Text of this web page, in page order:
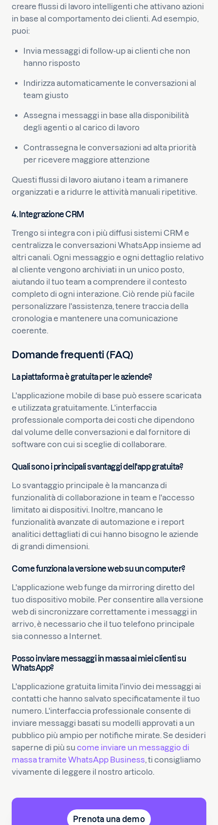
creare flussi di lavoro intelligenti che attivano azioni
in base al comportamento dei clienti. Ad esempio,
puoi:
Invia messaggi di follow-up ai clienti che non
hanno risposto
Indirizza automaticamente le conversazioni al
team giusto
Assegna i messaggi in base alla disponibilità
degli agenti o al carico di lavoro
Contrassegna le conversazioni ad alta priorità
per ricevere maggiore attenzione
Questi flussi di lavoro aiutano i team a rimanere
organizzati e a ridurre le attività manuali ripetitive.
4. Integrazione CRM
Trengo si integra con i più diffusi sistemi CRM e
centralizza le conversazioni WhatsApp insieme ad
altri canali. Ogni messaggio e ogni dettaglio relativo
al cliente vengono archiviati in un unico posto,
aiutando il tuo team a comprendere il contesto
completo di ogni interazione. Ciò rende più facile
personalizzare l'assistenza, tenere traccia della
cronologia e mantenere una comunicazione
coerente.
Domande frequenti (FAQ)
La piattaforma è gratuita per le aziende?
L'applicazione mobile di base può essere scaricata
e utilizzata gratuitamente. L'interfaccia
professionale comporta dei costi che dipendono
dal volume delle conversazioni e dal fornitore di
software con cui si sceglie di collaborare.
Quali sono i principali svantaggi dell'app gratuita?
Lo svantaggio principale è la mancanza di
funzionalità di collaborazione in team e l'accesso
limitato ai dispositivi. Inoltre, mancano le
funzionalità avanzate di automazione e i report
analitici dettagliati di cui hanno bisogno le aziende
di grandi dimensioni.
Come funziona la versione web su un computer?
L'applicazione web funge da mirroring diretto del
tuo dispositivo mobile. Per consentire alla versione
web di sincronizzare correttamente i messaggi in
arrivo, è necessario che il tuo telefono principale
sia connesso a Internet.
Posso inviare messaggi in massa ai miei clienti su
WhatsApp?
L'applicazione gratuita limita l'invio dei messaggi ai
contatti che hanno salvato specificatamente il tuo
numero. L'interfaccia professionale consente di
inviare messaggi basati su modelli approvati a un
pubblico più ampio per notifiche mirate. Se desideri
saperne di più su come inviare un messaggio di
massa tramite WhatsApp Business, ti consigliamo
vivamente di leggere il nostro articolo.
Prenota una demo